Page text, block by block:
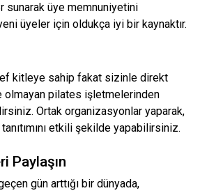
sunarak üye memnuniyetini
üyeler için oldukça iyi bir kaynaktır.
kitleye sahip fakat sizinle direkt
olmayan pilates işletmelerinden
Ortak organizasyonlar yaparak,
etkili şekilde yapabilirsiniz.
Paylaşın
gün arttığı bir dünyada,